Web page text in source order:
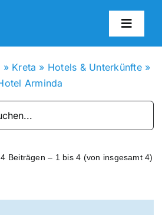
» Kreta » Hotels & Unterkünfte»
Arminda
Beiträgen – 1 bis 4 (von insgesamt 4)